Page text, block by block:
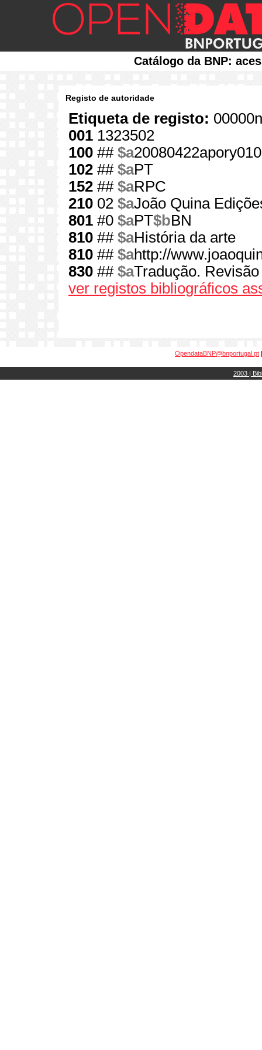
Catálogo da BNP:
Registo de autoridade
Etiqueta de registo:
001 1323502
100 ## $a
102 ## $aPT
152 ## $aRPC
210 02 $aJoão Quina
801 #0 $aPT$bBN
810 ## $aHistória da arte
810 ## $ahttp://
830 ## $aTradução.
ver registos bibliográficos
OpendataBNP@bnportugal.pt
2003 |